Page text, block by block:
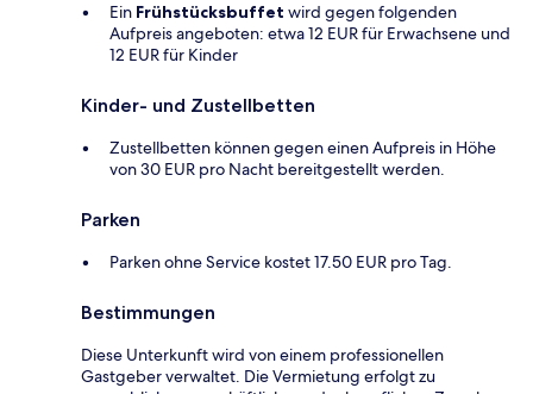
Ein Frühstücksbuffet wird gegen folgenden
Aufpreis angeboten: etwa 12 EUR für Erwachsene und
12 EUR für Kinder
Kinder- und Zustellbetten
Zustellbetten können gegen einen Aufpreis in Höhe
von 30 EUR pro Nacht bereitgestellt werden.
Parken
Parken ohne Service kostet 17.50 EUR pro Tag.
Bestimmungen
Diese Unterkunft wird von einem professionellen
Gastgeber verwaltet. Die Vermietung erfolgt zu